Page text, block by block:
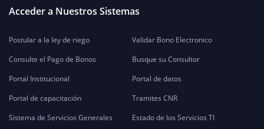
Acceder a Nuestros Sistemas
Postular a la ley de riego
Validar Bono Electronico
Consulte el Pago de Bonos
Busque su Consultor
Portal Institucional
Portal de datos
Portal de capacitación
Tramites CNR
Sistema de Servicios Generales
Estado de los Servicios TI